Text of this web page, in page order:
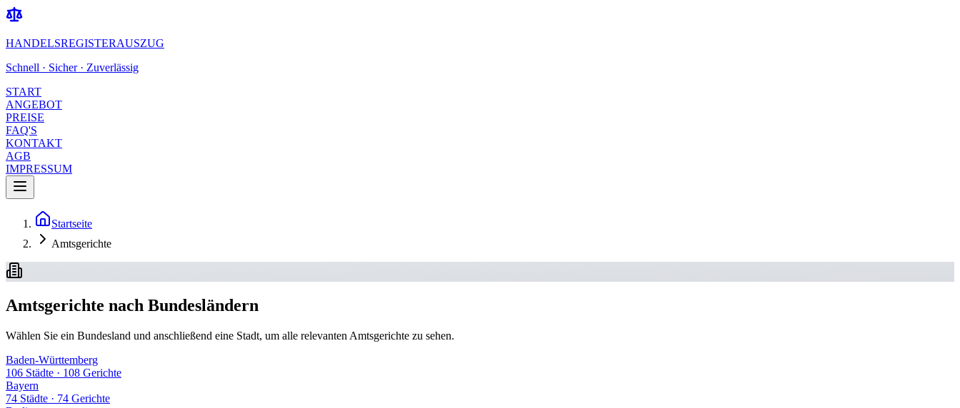
HANDELSREGISTERAUSZUG
Schnell · Sicher · Zuverlässig
START
ANGEBOT
PREISE
FAQ'S
KONTAKT
AGB
IMPRESSUM
Startseite
Amtsgerichte
Amtsgerichte nach Bundesländern
Wählen Sie ein Bundesland und anschließend eine Stadt, um alle relevanten Amtsgerichte zu sehen.
Baden-Württemberg
106 Städte · 108 Gerichte
Bayern
74 Städte · 74 Gerichte